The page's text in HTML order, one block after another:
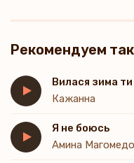
Рекомендуем
Вилася зима
Кажанна
Я не боюсь
Амина